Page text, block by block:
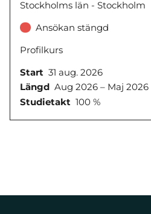
Stockholms län - Stockholm
Ansökan stängd
Profilkurs
Start 31 aug. 2026
Längd Aug 2026 – Maj 2026
Studietakt 100 %